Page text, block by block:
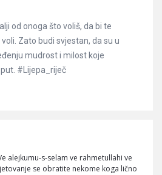
od onoga što voliš, da bi te
Zato budi svjestan, da su u
mudrost i milost koje
#Lijepa_riječ
alejkumu-s-selam ve rahmetullahi ve
se obratite nekome koga lično